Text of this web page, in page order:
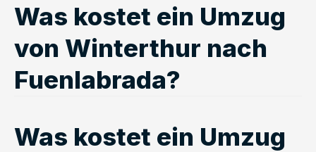
Was kostet ein Umzug
von Winterthur nach
Fuenlabrada?
Was kostet ein Umzug